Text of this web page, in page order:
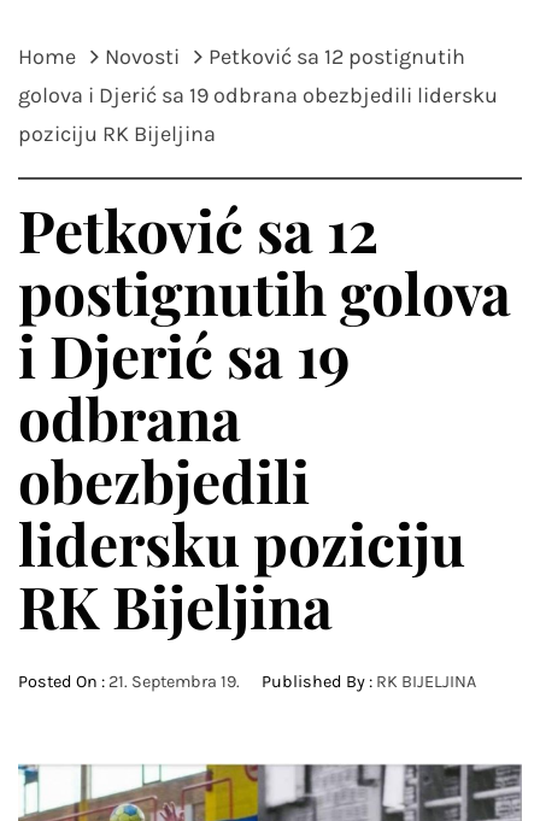
Home Novosti
Petković sa 12 postignutih
golova i Djerić sa 19 odbrana obezbjedili lidersku
poziciju RK Bijeljina
Petković sa 12
postignutih golova
i Djerić sa 19
odbrana
obezbjedili
lidersku poziciju
RK Bijeljina
Posted On : 21. Septembra 19. Published By : RK BIJELJINA